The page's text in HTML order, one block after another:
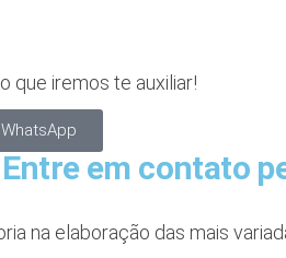
que iremos te auxiliar!
em contato
na elaboração das mais